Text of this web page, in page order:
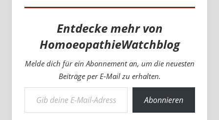
Entdecke mehr von
HomoeopathieWatchblog
Melde dich für ein Abonnement an, um die neuesten
Beiträge per E-Mail zu erhalten.
Gib deine E-Mail-Adresse ein ...
Abonnieren